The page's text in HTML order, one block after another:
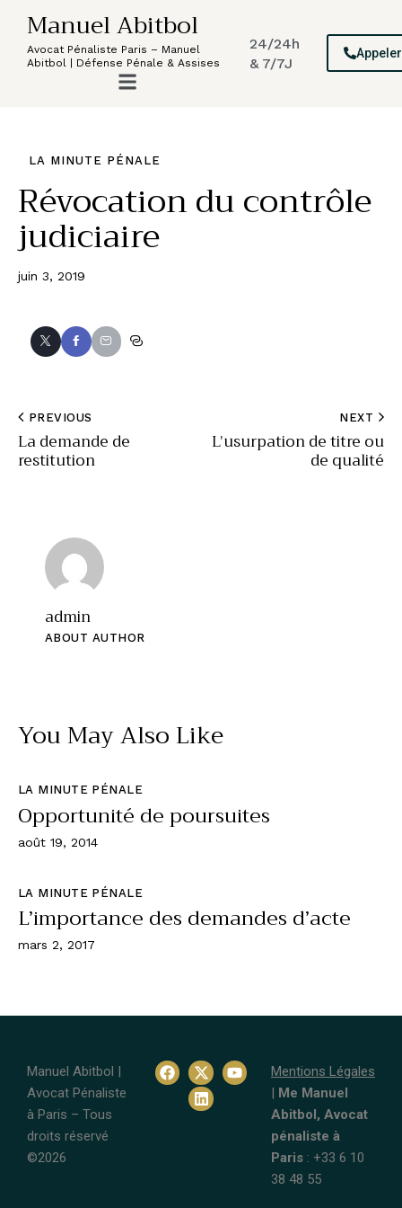
Manuel Abitbol
Avocat Pénaliste Paris – Manuel
Abitbol | Défense Pénale & Assises
24/24h
& 7/7J
Appeler
LA MINUTE PÉNALE
Révocation du contrôle
judiciaire
juin 3, 2019
PREVIOUS
La demande de
restitution
NEXT
L’usurpation de titre ou
de qualité
admin
ABOUT AUTHOR
You May Also Like
LA MINUTE PÉNALE
Opportunité de poursuites
août 19, 2014
LA MINUTE PÉNALE
L’importance des demandes d’acte
mars 2, 2017
Manuel Abitbol |
Avocat Pénaliste
à Paris – Tous
droits réservé
©2026
Mentions Légales
| Me Manuel
Abitbol, Avocat
pénaliste à
Paris : +33 6 10
38 48 55